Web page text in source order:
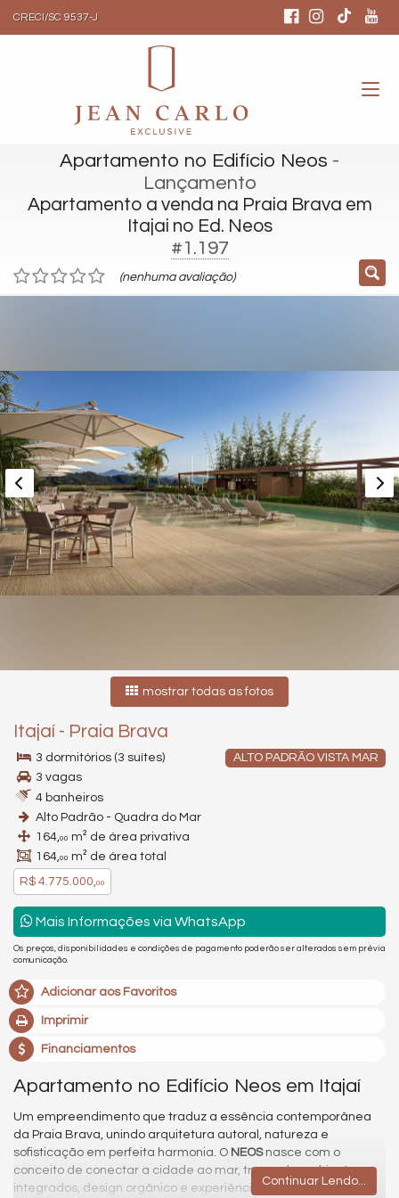
CRECI/SC 9537-J
Apartamento no Edifício Neos -
Lançamento
Apartamento a venda na Praia Brava em
Itajai no Ed. Neos
#1.197
(nenhuma avaliação)
mostrar todas as fotos
Itajaí - Praia Brava
ALTO PADRÃO VISTA MAR
3 dormitórios (3 suítes)
3 vagas
4 banheiros
Alto Padrão - Quadra do Mar
164,00 m² de área privativa
164,00 m² de área total
R$ 4.775.000,00
Mais Informações via WhatsApp
Os preços, disponibilidades e condições de pagamento poderão ser alterados sem prévia
comunicação.
Adicionar aos Favoritos
Imprimir
Financiamentos
Apartamento no Edifício Neos em Itajaí
Um empreendimento que traduz a essência contemporânea
da Praia Brava, unindo arquitetura autoral, natureza e
sofisticação em perfeita harmonia. O NEOSnasce com o
conceito de conectar a cidade ao mar, trazendo ambientes
integrados, design orgânico e experiências pensadas para
Continuar Lendo...